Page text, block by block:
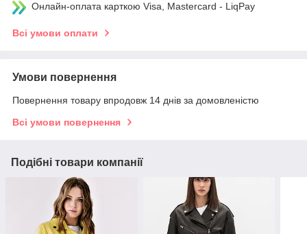
Онлайн-оплата карткою Visa, Mastercard - LiqPay
Всі умови оплати
Умови повернення
Повернення товару впродовж 14 днів за домовленістю
Всі умови повернення
Подібні товари компанії